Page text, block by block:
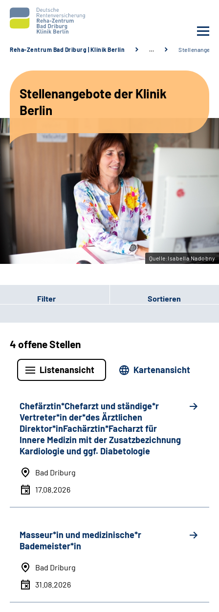
Unsere Angebote
Karriere
Leichte Sprache
Gebärdensprache
Reha-Zentrum Bad Driburg | Klinik Berlin …
Stellenangebote der Klinik
Berlin
Quelle:Isabella Nadobny
Filter Sortieren
4 offene Stellen
Listenansicht Kartenansicht
Chefärztin*Chefarzt und ständige*r
Vertreter*in der*des Ärztlichen
Direktor*inFachärztin*Facharzt für
Innere Medizin mit der Zusatzbezichnung
Kardiologie und ggf. Diabetologie
Bad Driburg
17.08.2026
Masseur*in und medizinische*r
Bademeister*in
Bad Driburg
31.08.2026